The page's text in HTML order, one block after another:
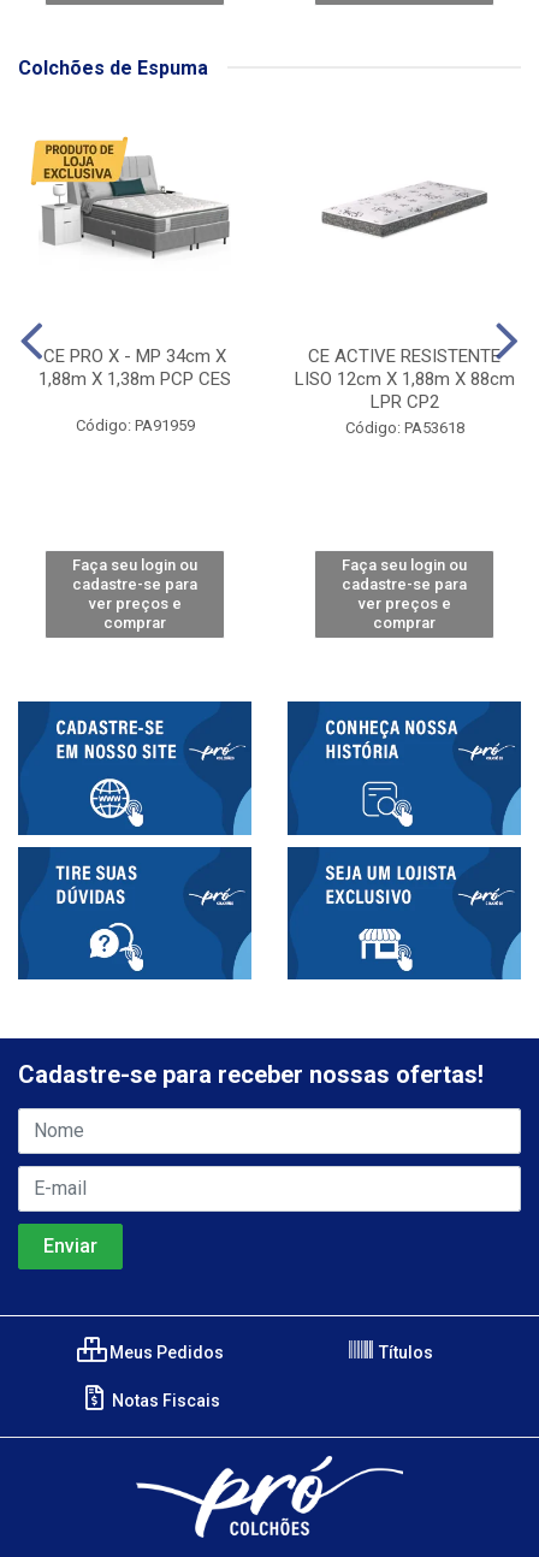
Colchões de Espuma
CE PRO X - MP 34cm X
1,88m X 1,38m PCP CES
Código: PA91959
Faça seu login ou
cadastre-se para
ver preços e
comprar
CE ACTIVE RESISTENTE
LISO 12cm X 1,88m X 88cm
LPR CP2
Código: PA53618
Faça seu login ou
cadastre-se para
ver preços e
comprar
Cadastre-se para receber nossas ofertas!
Meus Pedidos Títulos
Notas Fiscais